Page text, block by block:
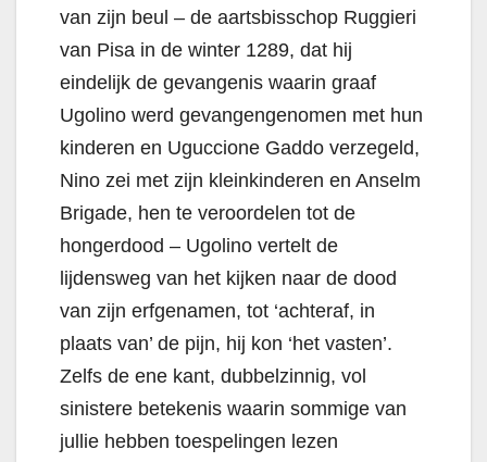
van zijn beul – de aartsbisschop Ruggieri
van Pisa in de winter 1289, dat hij
eindelijk de gevangenis waarin graaf
Ugolino werd gevangengenomen met hun
kinderen en Uguccione Gaddo verzegeld,
Nino zei met zijn kleinkinderen en Anselm
Brigade, hen te veroordelen tot de
hongerdood – Ugolino vertelt de
lijdensweg van het kijken naar de dood
van zijn erfgenamen, tot ‘achteraf, in
plaats van’ de pijn, hij kon ‘het vasten’.
Zelfs de ene kant, dubbelzinnig, vol
sinistere betekenis waarin sommige van
jullie hebben toespelingen lezen